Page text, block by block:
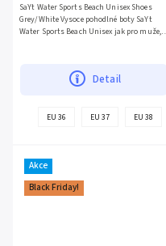
Detail
SaYt Water Sports Beach Unisex Shoes
Grey/White Vysoce pohodlné boty SaYt
Water Sports Beach Unisex jak pro muže,
EU 36 EU 37 EU 38
Akce
Black Friday!